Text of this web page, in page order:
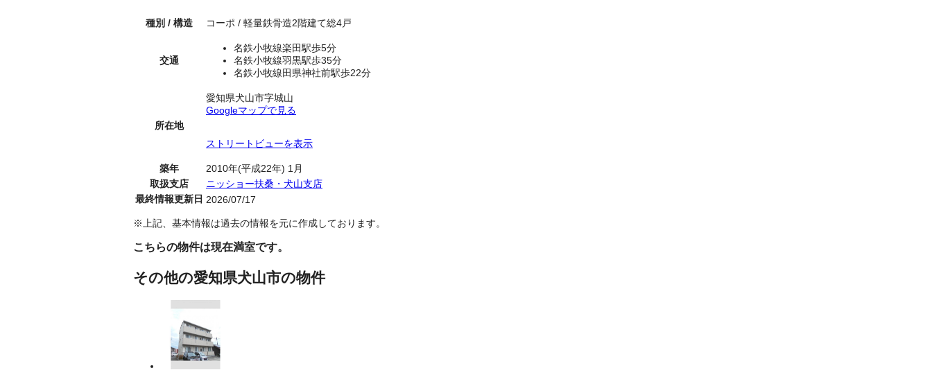
種別 / 構造 コーポ / 軽量鉄骨造2階建て総4戸
交通
名鉄小牧線楽田駅歩5分
名鉄小牧線羽黒駅歩35分
名鉄小牧線田県神社前駅歩22分
所在地
愛知県犬山市字城山
Googleマップで見る
ストリートビューを表示
築年
2010年(平成22年) 1月
取扱支店
ニッショー扶桑・犬山支店
最終情報更新日 2026/07/17
※上記、基本情報は過去の情報を元に作成しております。
こちらの物件は現在満室です。
その他の愛知県犬山市の物件